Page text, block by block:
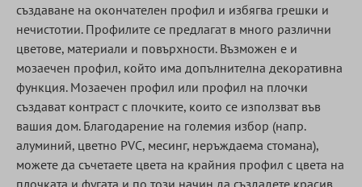
създаване на окончателен профил и избягва грешки и
нечистотии. Профилите се предлагат в много различни
цветове, материали и повърхности. Възможен е и
мозаечен профил, който има допълнителна декоративна
функция. Мозаечен профил или профил на плочки
създават контраст с плочките, които се използват във
вашия дом. Благодарение на големия избор (напр.
алуминий, цветно PVC, месинг, неръждаема стомана),
можете да съчетаете цвета на крайния профил с цвета на
плочката и фугата и по този начин да създадете красив